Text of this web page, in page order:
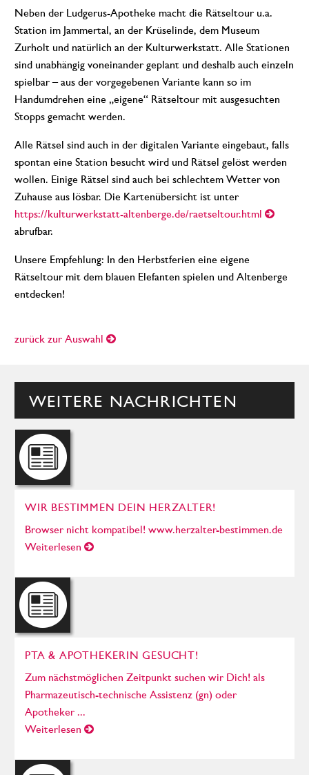
Neben der Ludgerus-Apotheke macht die Rätseltour u.a.
Station im Jammertal, an der Krüselinde, dem Museum
Zurholt und natürlich an der Kulturwerkstatt. Alle Stationen
sind unabhängig voneinander geplant und deshalb auch einzeln
spielbar – aus der vorgegebenen Variante kann so im
Handumdrehen eine „eigene“ Rätseltour mit ausgesuchten
Stopps gemacht werden.
Alle Rätsel sind auch in der digitalen Variante eingebaut, falls
spontan eine Station besucht wird und Rätsel gelöst werden
wollen. Einige Rätsel sind auch bei schlechtem Wetter von
Zuhause aus lösbar. Die Kartenübersicht ist unter
https://kulturwerkstatt-altenberge.de/raetseltour.html
abrufbar.
Unsere Empfehlung: In den Herbstferien eine eigene
Rätseltour mit dem blauen Elefanten spielen und Altenberge
entdecken!
zurück zur Auswahl
WEITERE NACHRICHTEN
WIR BESTIMMEN DEIN HERZALTER!
Browser nicht kompatibel! www.herzalter-bestimmen.de
Weiterlesen
PTA & APOTHEKERIN GESUCHT!
Zum nächstmöglichen Zeitpunkt suchen wir Dich! als
Pharmazeutisch-technische Assistenz (gn) oder
Apotheker ...
Weiterlesen